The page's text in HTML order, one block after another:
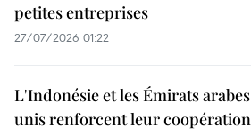
petites entreprises
27/07/2026 01:22
L'Indonésie et les Émirats arabes
unis renforcent leur coopération